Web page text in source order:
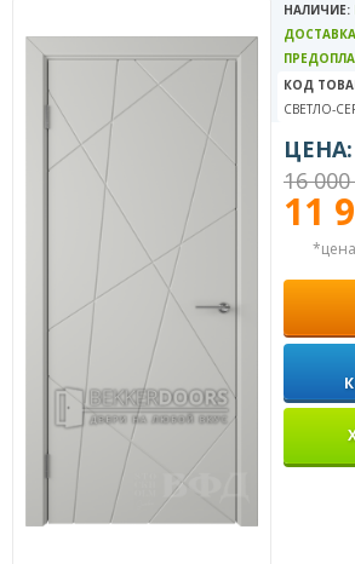
НАЛИЧИЕ:
КОД
СВЕТЛО-
ЦЕНА:
16
11